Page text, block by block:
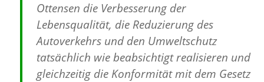
Ottensen die Verbesserung der
Lebensqualität, die Reduzierung des
Autoverkehrs und den Umweltschutz
tatsächlich wie beabsichtigt realisieren und
gleichzeitig die Konformität mit dem Gesetz